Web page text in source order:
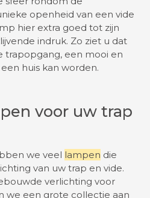
openheid van een vide
hier extra goed tot zijn
indruk. Zo ziet u dat
trapopgang, een mooi en
huis kan worden.
voor uw trap
we veel lampen die
van uw trap en vide.
verlichting voor
we een grote collectie aan